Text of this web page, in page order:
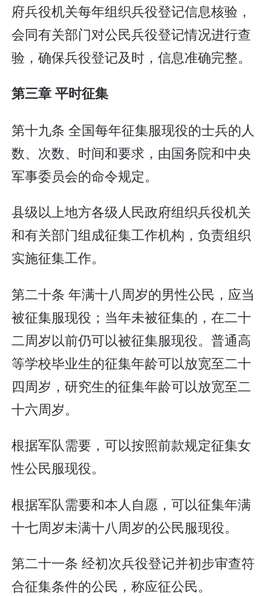
府兵役机关每年组织兵役登记信息核验，
会同有关部门对公民兵役登记情况进行查
验，确保兵役登记及时，信息准确完整。
第三章 平时征集
第十九条 全国每年征集服现役的士兵的人
数、次数、时间和要求，由国务院和中央
军事委员会的命令规定。
县级以上地方各级人民政府组织兵役机关
和有关部门组成征集工作机构，负责组织
实施征集工作。
第二十条 年满十八周岁的男性公民，应当
被征集服现役；当年未被征集的，在二十
二周岁以前仍可以被征集服现役。普通高
等学校毕业生的征集年龄可以放宽至二十
四周岁，研究生的征集年龄可以放宽至二
十六周岁。
根据军队需要，可以按照前款规定征集女
性公民服现役。
根据军队需要和本人自愿，可以征集年满
十七周岁未满十八周岁的公民服现役。
第二十一条 经初次兵役登记并初步审查符
合征集条件的公民，称应征公民。